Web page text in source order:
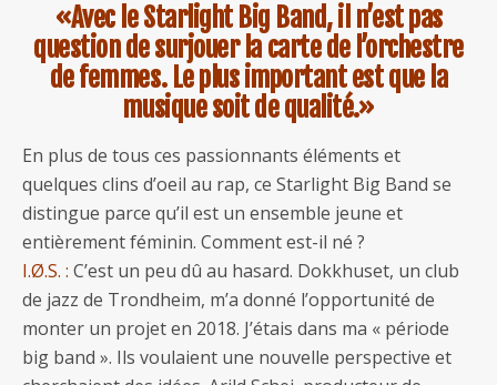
«Avec le Starlight Big Band, il n’est pas
question de surjouer la carte de l’orchestre
de femmes. Le plus important est que la
musique soit de qualité.»
En plus de tous ces passionnants éléments et
quelques clins d’oeil au rap, ce Starlight Big Band se
distingue parce qu’il est un ensemble jeune et
entièrement féminin. Comment est-il né ?
I.Ø.S. : C’est un peu dû au hasard. Dokkhuset, un club
de jazz de Trondheim, m’a donné l’opportunité de
monter un projet en 2018. J’étais dans ma « période
big band ». Ils voulaient une nouvelle perspective et